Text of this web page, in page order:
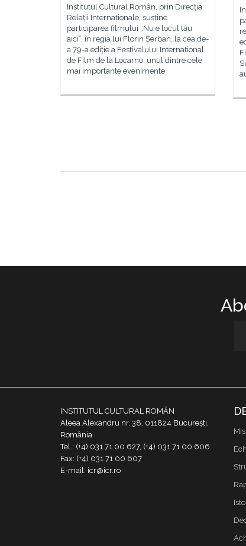
Institutul Cultural Român, prin Direcția
Relații Internaționale, susține
participarea filmului „Nu e locul tău
aici”, în regia lui Florin Șerban, la cea de-
a 79-a ediție a Festivalului Internațional
de Film de la Locarno, unul dintre cele
mai importante evenimente
INSTITUTUL CULTURAL ROMÂN
Aleea Alexandru nr. 38, 011824 București,
România
Tel.: (+4) 031 71 00 627, (+4) 031 71 00 606
Fax: (+4) 031 71 00 607
E-mail: icr@icr.ro